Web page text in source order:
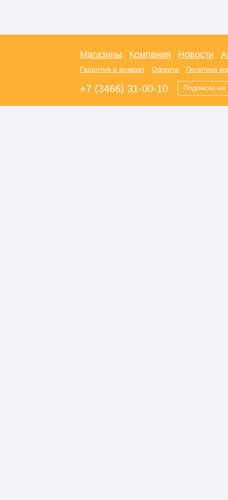
Магазины Компания Новости
Гарантия и возврат Оферта Политика
+7 (3466) 31-00-10 Подписка на